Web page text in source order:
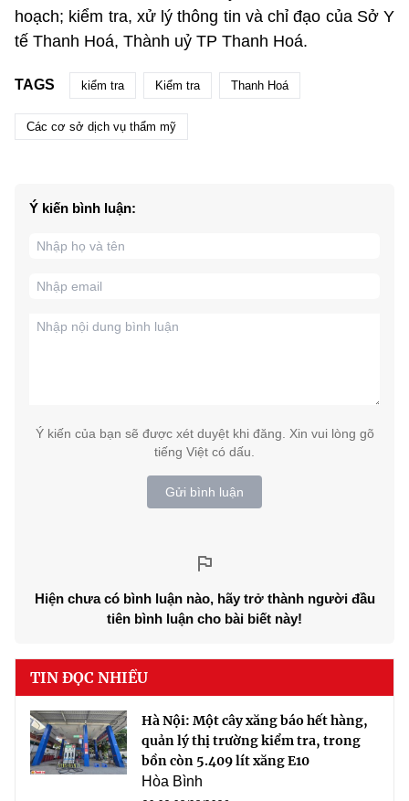
hoạch; kiểm tra, xử lý thông tin và chỉ đạo của Sở Y
tế Thanh Hoá, Thành uỷ TP Thanh Hoá.
TAGS kiểm tra Kiểm tra Thanh Hoá
Các cơ sở dịch vụ thẩm mỹ
Ý kiến bình luận:
Ý kiến của bạn sẽ được xét duyệt khi đăng. Xin vui lòng gõ
tiếng Việt có dấu.
Gửi bình luận
Hiện chưa có bình luận nào, hãy trở thành người đầu
tiên bình luận cho bài biết này!
TIN ĐỌC NHIỀU
Hà Nội: Một cây xăng báo hết hàng,
quản lý thị trường kiểm tra, trong
bồn còn 5.409 lít xăng E10
Hòa Bình